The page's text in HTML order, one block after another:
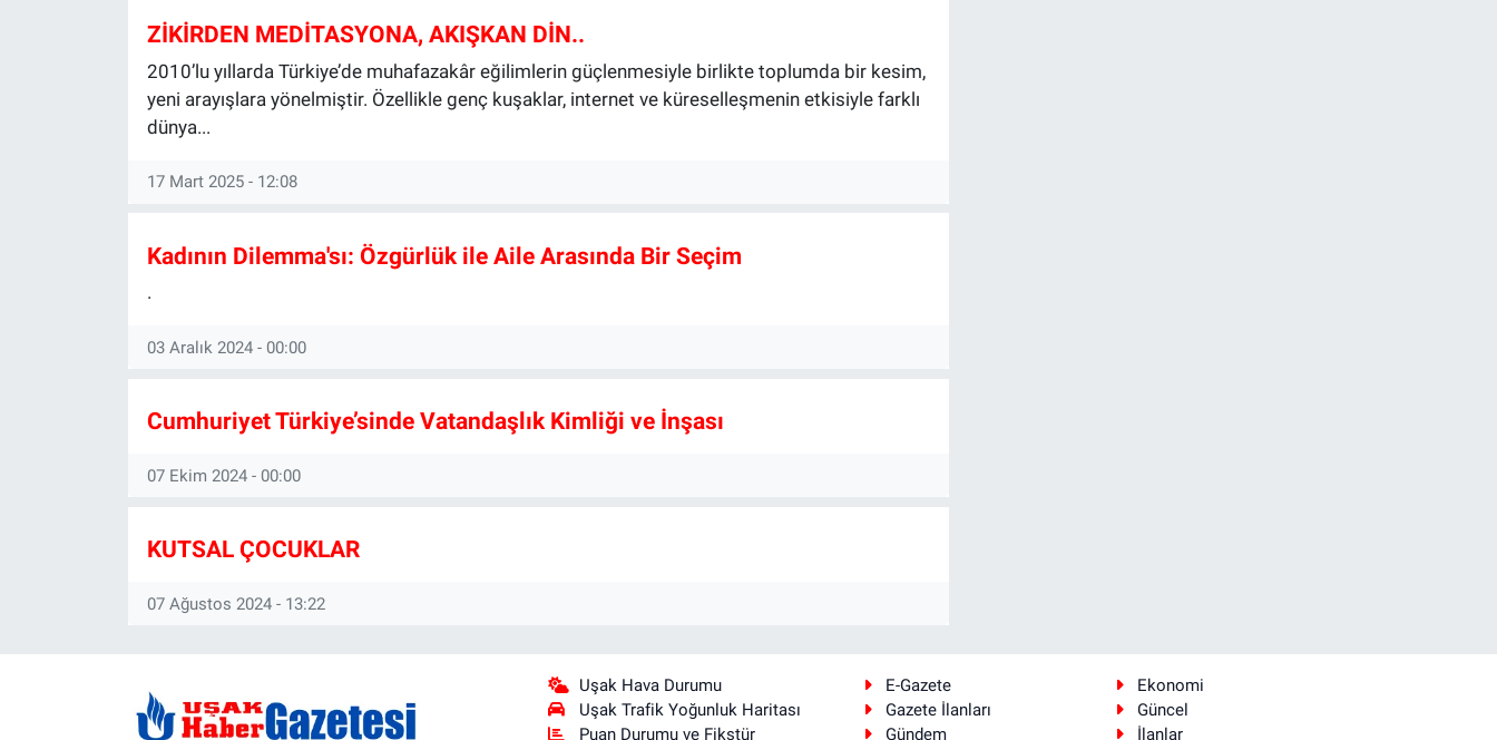
ZİKİRDEN MEDİTASYONA, AKIŞKAN DİN..
2010’lu yıllarda Türkiye’de muhafazakâr eğilimlerin güçlenmesiyle birlikte toplumda bir kesim,
yeni arayışlara yönelmiştir. Özellikle genç kuşaklar, internet ve küreselleşmenin etkisiyle farklı
dünya...
17 Mart 2025 - 12:08
Kadının Dilemma'sı: Özgürlük ile Aile Arasında Bir Seçim
.
03 Aralık 2024 - 00:00
Cumhuriyet Türkiye’sinde Vatandaşlık Kimliği ve İnşası
07 Ekim 2024 - 00:00
KUTSAL ÇOCUKLAR
07 Ağustos 2024 - 13:22
Uşak Hava Durumu
Uşak Trafik Yoğunluk Haritası
Puan Durumu ve Fikstür
E-Gazete
Ekonomi
Gazete İlanları
Güncel
Gündem
İlanlar